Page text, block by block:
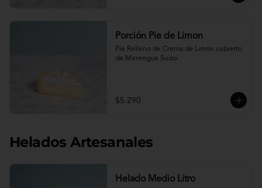
Porción Pie de Limon
Pie Relleno de Crema de Limón cubierto
de Merengue Suizo
$5.290
Helados Artesanales
Helado Medio Litro